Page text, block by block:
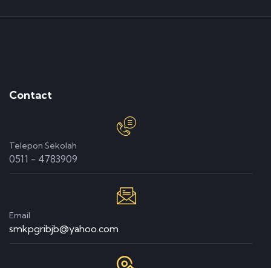
Contact
Telepon Sekolah
0511 - 4783909
Email
smkpgribjb@yahoo.com